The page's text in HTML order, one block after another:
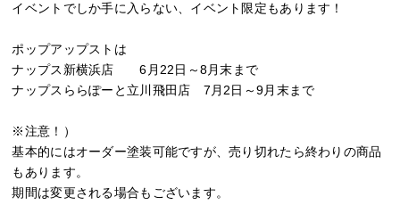
イベントでしか手に入らない、イベント限定もあります！
ポップアップストは
ナップス新横浜店 6月22日～8月末まで
ナップスららぽーと立川飛田店 7月2日～9月末まで
※注意！）
基本的にはオーダー塗装可能ですが、売り切れたら終わりの商品
もあります。
期間は変更される場合もございます。